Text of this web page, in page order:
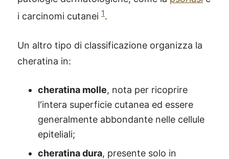
i carcinomi cutanei 1.
Un altro tipo di classificazione organizza la
cheratina in:
cheratina molle, nota per ricoprire
l'intera superficie cutanea ed essere
generalmente abbondante nelle cellule
epiteliali;
cheratina dura, presente solo in